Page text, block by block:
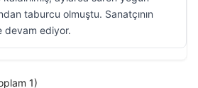
taburcu olmuştu. Sanatçının
devam ediyor.
1)